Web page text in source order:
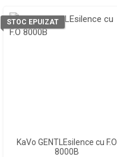
KaVo GENTLEsilence cu F.O
8000B
STOC EPUIZAT